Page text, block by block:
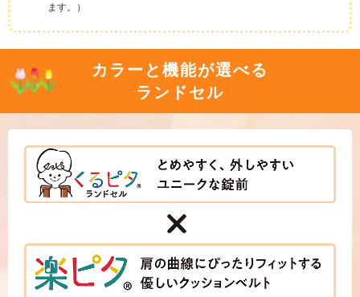
ます。）
カラーと機能が選べる
ランドセル